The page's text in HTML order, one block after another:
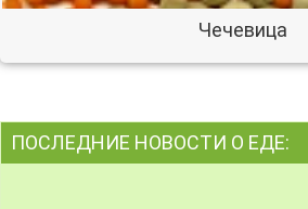
Чечевица
ПОСЛЕДНИЕ НОВОСТИ О ЕДЕ: